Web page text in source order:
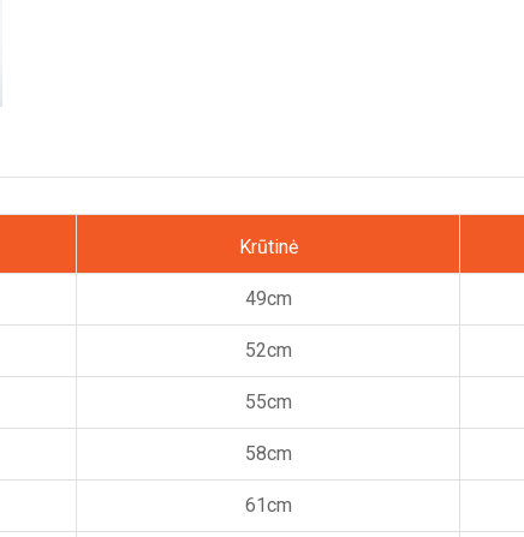
Krūtinė
49cm
52cm
55cm
58cm
61cm